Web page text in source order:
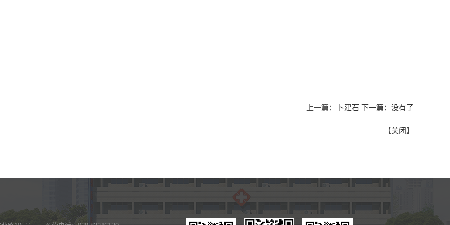
上一篇： 卜建石 下一篇：没有了
【关闭】